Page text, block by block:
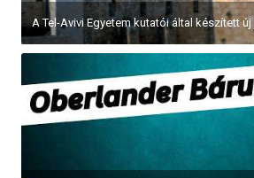
A Tel-Avivi Egyetem kutatói által készített új